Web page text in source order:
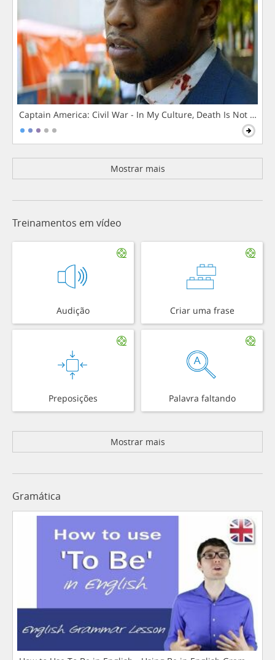
Captain America: Civil War - In My Culture, Death Is Not The
Mostrar mais
Treinamentos em vídeo
Audição Criar uma frase
Preposições Palavra faltando
Mostrar mais
Gramática